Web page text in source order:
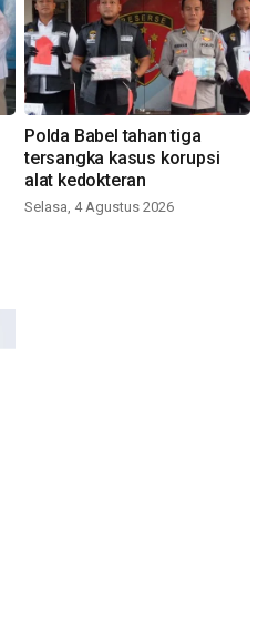
Polda Babel tahan tiga
tersangka kasus korupsi
alat kedokteran
Selasa, 4 Agustus 2026